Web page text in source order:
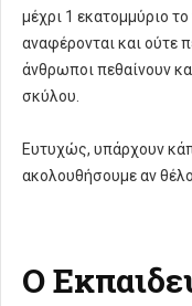
μέχρι 1 εκατομμύριο
αναφέρονται και ούτε
άνθρωποι πεθαίνουν
σκύλου.
Ευτυχώς, υπάρχουν
ακολουθήσουμε αν
Ο